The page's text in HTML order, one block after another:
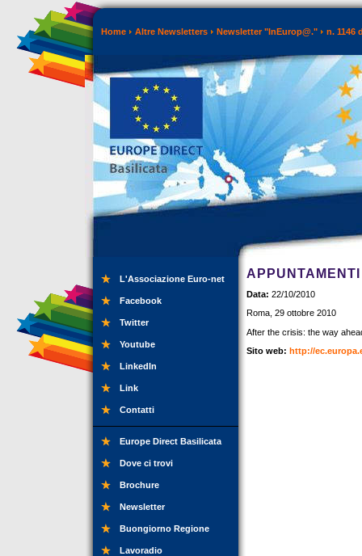
Home Altre Newsletters Newsletter "InEurop@." n. 1146
L'Associazione Euro-net
Facebook
Twitter
Youtube
LinkedIn
Link
Contatti
Europe Direct Basilicata
Dove ci trovi
Brochure
Newsletter
Buongiorno Regione
Lavoradio
Data: 22/10/2010
Roma, 29 ottobre 2010
After the crisis: the way
Sito web: http://